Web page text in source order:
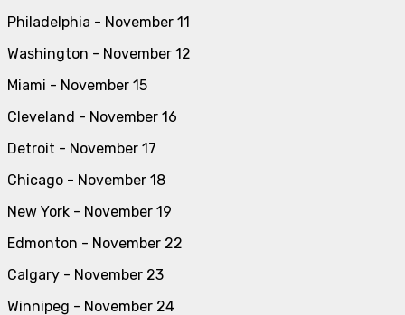
Philadelphia - November 11
Washington - November 12
Miami - November 15
Cleveland - November 16
Detroit - November 17
Chicago - November 18
New York - November 19
Edmonton - November 22
Calgary - November 23
Winnipeg - November 24